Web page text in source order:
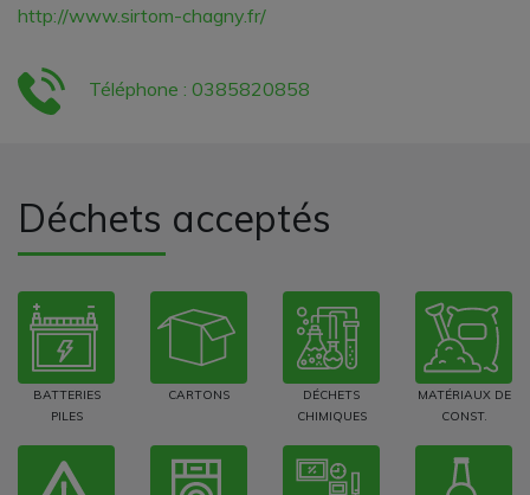
http://www.sirtom-chagny.fr/
Téléphone : 0385820858
Déchets acceptés
BATTERIES
PILES
CARTONS
DÉCHETS
CHIMIQUES
MATÉRIAUX DE
CONST.